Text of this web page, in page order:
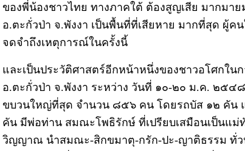
ของพี่น้องชาวไทย ทางภาคใต้ ต้องสูญเสีย มากมา
อ.ตะกั่วป่า จ.พังงา เป็นพื้นที่ที่เสียหาย มากที่สุด ผู้
จดจำถึงเหตุการณ์ในครั้งนี้
และเป็นประวัติศาสตร์อีกหน้าหนึ่งของชาวอโศกใน
อ.ตะกั่วป่า จ.พังงา ระหว่าง วันที่ ๑๐-๒๐ ม.ค. ๒๕๔
ขบวนใหญ่ที่สุด จำนวน ๘๕๖ คน โดยรถบัส ๑๒ คัน
คัน มีพ่อท่าน สมณะโพธิรักษ์ ที่เปรียบเสมือนเป็นแ
วิญญาณ นำสมณะ-สิกขมาตุ-กรัก-ปะ-ญาติธรรม ทั่ว